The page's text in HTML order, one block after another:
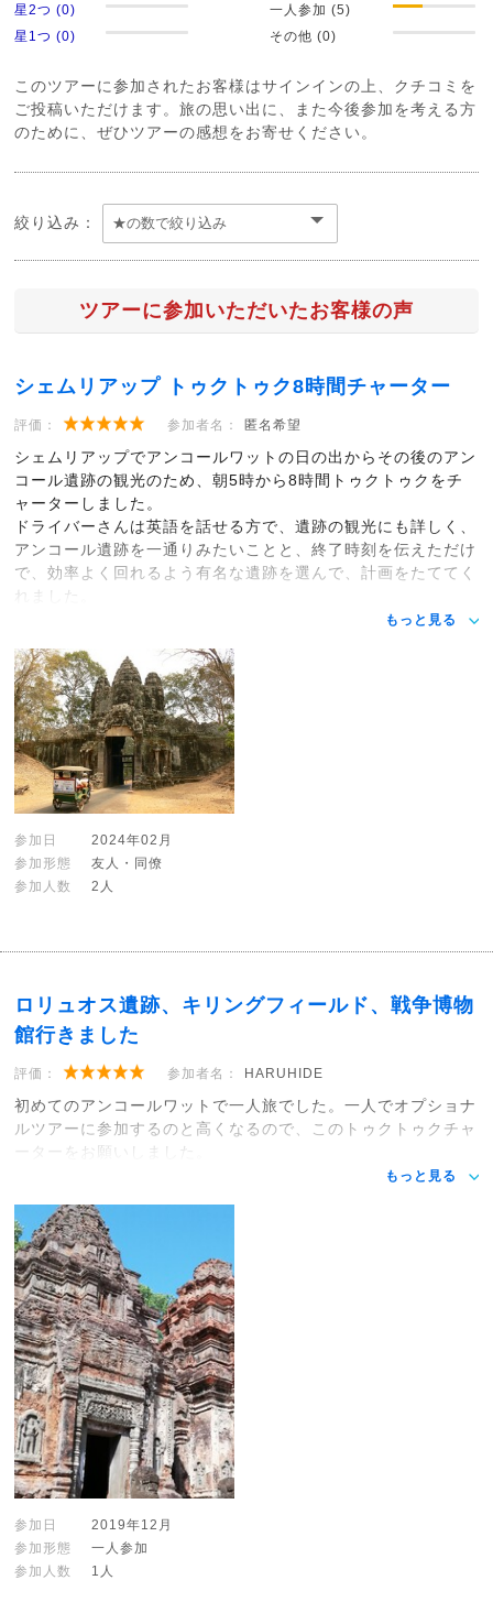
星2つ (0)
星1つ (0)
一人参加 (5)
その他 (0)
このツアーに参加されたお客様はサインインの上、クチコミを
ご投稿いただけます。旅の思い出に、また今後参加を考える方
のために、ぜひツアーの感想をお寄せください。
絞り込み：
ツアーに参加いただいたお客様の声
シェムリアップ トゥクトゥク8時間チャーター
評価： 参加者名： 匿名希望
シェムリアップでアンコールワットの日の出からその後のアン
コール遺跡の観光のため、朝5時から8時間トゥクトゥクをチ
ャーターしました。
ドライバーさんは英語を話せる方で、遺跡の観光にも詳しく、
アンコール遺跡を一通りみたいことと、終了時刻を伝えただけ
で、効率よく回れるよう有名な遺跡を選んで、計画をたててく
れました。
もっと見る
参加日
2024年02月
参加形態
友人・同僚
参加人数
2人
ロリュオス遺跡、キリングフィールド、戦争博物
館行きました
評価： 参加者名： HARUHIDE
初めてのアンコールワットで一人旅でした。一人でオプショナ
ルツアーに参加するのと高くなるので、このトゥクトゥクチャ
ーターをお願いしました。
もっと見る
参加日
2019年12月
参加形態
一人参加
参加人数
1人